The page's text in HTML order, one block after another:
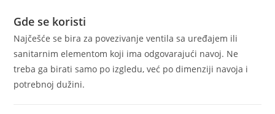
Gde se koristi
Najčešće se bira za povezivanje ventila sa uređajem ili
sanitarnim elementom koji ima odgovarajući navoj. Ne
treba ga birati samo po izgledu, već po dimenziji navoja i
potrebnoj dužini.